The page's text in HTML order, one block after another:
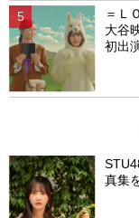
＝Ｌ
大谷
初出
真集